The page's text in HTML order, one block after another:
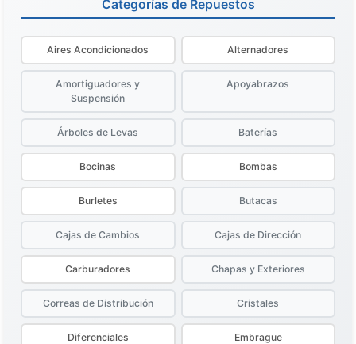
Categorías de Repuestos
Aires Acondicionados Alternadores
Amortiguadores y
Suspensión
Apoyabrazos
Árboles de Levas Baterías
Bocinas Bombas
Burletes Butacas
Cajas de Cambios Cajas de Dirección
Carburadores Chapas y Exteriores
Correas de Distribución Cristales
Diferenciales Embrague